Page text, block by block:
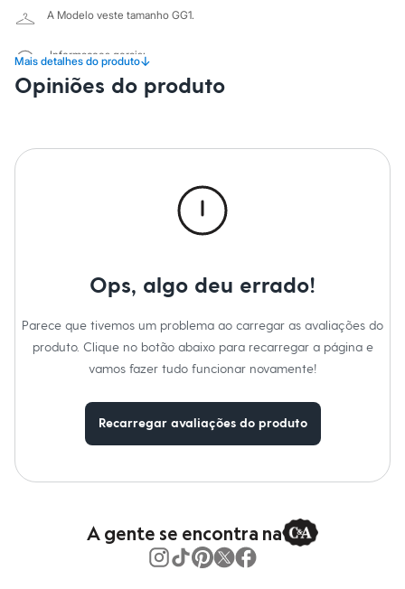
Sutiãs e Tops
Moda praia
Biquínis
Maiôs
Saídas de praia
Personagens
Casacos e Jaquetas
Roupas
Bermudas
Camisas
Casacos e Jaquetas
Bolsas e Mochilas
Chapéus e Bonés
A Modelo veste tamanho GG1.
Mais detalhes do produto↓
Informacoes gerais:
Material
100% algodão
Cor: Off white
Tipo: Dia a dia
Opiniões do produto
Ops, algo deu errado!
Parece que tivemos um problema ao carregar as avaliações do
produto. Clique no botão abaixo para recarregar a página e
vamos fazer tudo funcionar novamente!
Recarregar avaliações do produto
A gente se encontra na